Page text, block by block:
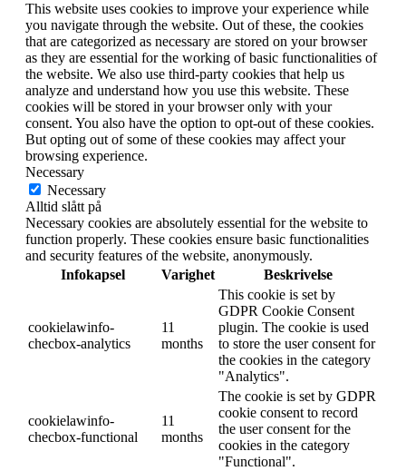
This website uses cookies to improve your experience while
you navigate through the website. Out of these, the cookies
that are categorized as necessary are stored on your browser
as they are essential for the working of basic functionalities of
the website. We also use third-party cookies that help us
analyze and understand how you use this website. These
cookies will be stored in your browser only with your
consent. You also have the option to opt-out of these cookies.
But opting out of some of these cookies may affect your
browsing experience.
Necessary
Necessary
Alltid slått på
Necessary cookies are absolutely essential for the website to
function properly. These cookies ensure basic functionalities
and security features of the website, anonymously.
Infokapsel
Varighet Beskrivelse
cookielawinfo-
checbox-analytics
11
months
This cookie is set by
GDPR Cookie Consent
plugin. The cookie is used
to store the user consent for
the cookies in the category
"Analytics".
cookielawinfo-
checbox-functional
11
months
The cookie is set by GDPR
cookie consent to record
the user consent for the
cookies in the category
"Functional".